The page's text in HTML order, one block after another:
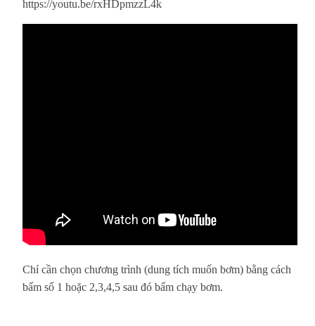
https://youtu.be/rxHDpmzzL4k
Chỉ cần chọn chương trình (dung tích muốn bơm) bằng cách
bấm số 1 hoặc 2,3,4,5 sau đó bấm chạy bơm.